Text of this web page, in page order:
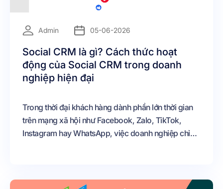
Admin 05-06-2026
Social CRM là gì? Cách thức hoạt
động của Social CRM trong doanh
nghiệp hiện đại
Trong thời đại khách hàng dành phần lớn thời gian
trên mạng xã hội như Facebook, Zalo, TikTok,
Instagram hay WhatsApp, việc doanh nghiệp chỉ
cảm xúc trên video hoặc phản hồi công khai trên